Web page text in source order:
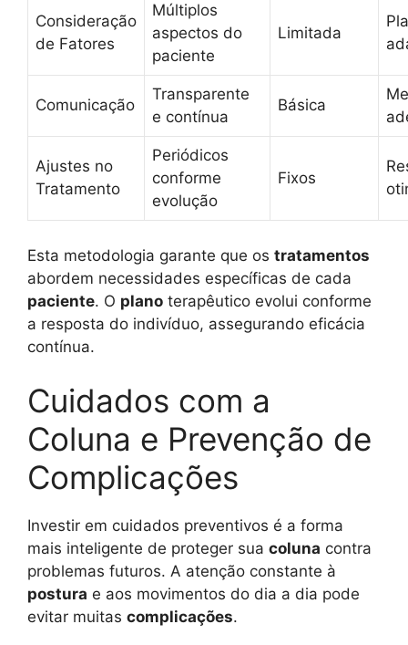
Consideração
de Fatores
Múltiplos
aspectos do
paciente
Limitada
Comunicação
Transparente
e contínua
Básica
Ajustes no
Tratamento
Periódicos
conforme
evolução
Fixos
Esta metodologia garante que os tratamentos
abordem necessidades específicas de cada
paciente. O plano terapêutico evolui conforme
a resposta do indivíduo, assegurando eficácia
contínua.
Cuidados com a
Coluna e Prevenção de
Complicações
Investir em cuidados preventivos é a forma
mais inteligente de proteger sua coluna contra
problemas futuros. A atenção constante à
postura e aos movimentos do dia a dia pode
evitar muitas complicações.